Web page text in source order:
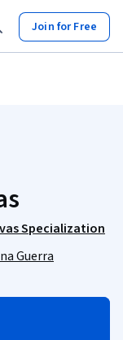
Join for Free
Specialization
Guerra